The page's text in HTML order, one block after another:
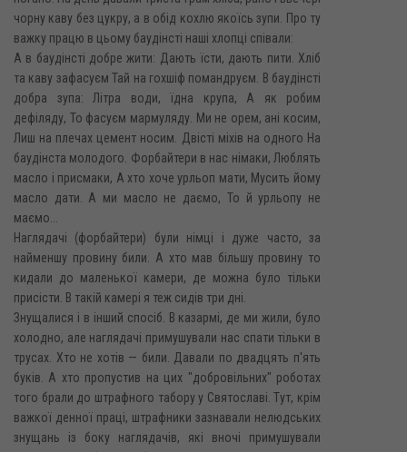
чорну каву без цукру, а в обід кохлю якоїсь зупи. Про ту
важку працю в цьому баудінсті наші хлопці співали:
А в баудінсті добре жити: Дають їсти, дають пити. Хліб
та каву зафасуєм Тай на гохшіф помандруєм. В баудінсті
добра зупа: Літра води, їдна крупа, А як робим
дефіляду, То фасуєм мармуляду. Ми не орем, ані косим,
Лиш на плечах цемент носим. Двісті міхів на одного На
баудінста молодого. Форбайтери в нас німаки, Люблять
масло і присмаки, А хто хоче урльоп мати, Мусить йому
масло дати. А ми масло не даємо, То й урльопу не
маємо...
Наглядачі (форбайтери) були німці і дуже часто, за
найменшу провину били. А хто мав більшу провину то
кидали до маленької камери, де можна було тільки
присісти. В такій камері я теж сидів три дні.
Знущалися і в інший спосіб. В казармі, де ми жили, було
холодно, але наглядачі примушували нас спати тільки в
трусах. Хто не хотів — били. Давали по двадцять п'ять
буків. А хто пропустив на цих "добровільних" роботах
того брали до штрафного табору у Святославі. Тут, крім
важкої денної праці, штрафники зазнавали нелюдських
знущань із боку наглядачів, які вночі примушували